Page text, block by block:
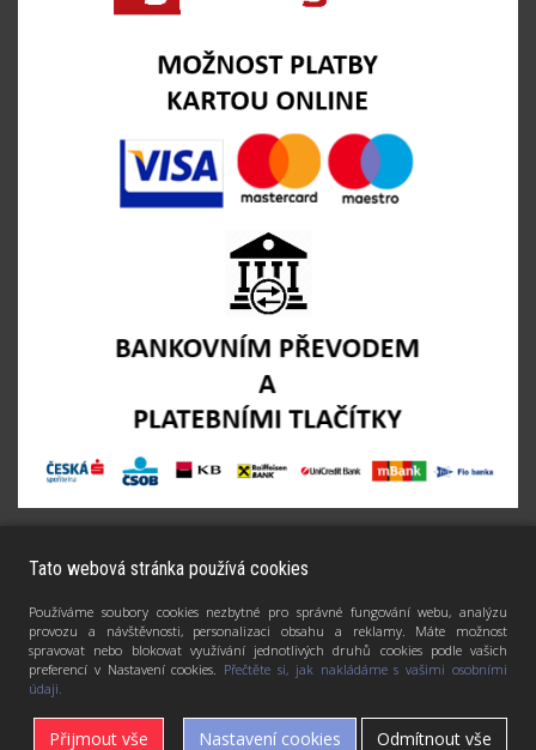
Tato webová stránka používá cookies
Používáme soubory cookies nezbytné pro správné fungování webu, analýzu
provozu a návštěvnosti, personalizaci obsahu a reklamy. Máte možnost
spravovat nebo blokovat využívání jednotlivých druhů cookies podle vašich
preferencí v Nastavení cookies. Přečtěte si, jak nakládáme s vašimi osobními
údaji.
Přijmout vše Odmítnout vše
Nastavení cookies